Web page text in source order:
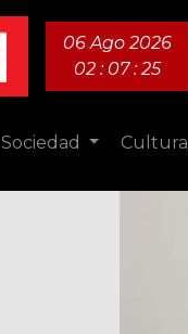
06 Ago 2026
02 : 07 : 26
Sociedad Cultura